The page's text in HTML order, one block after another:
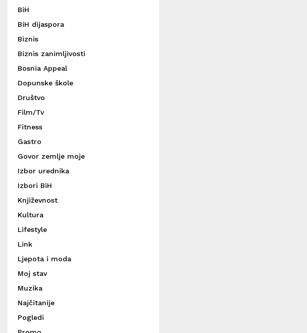
BiH
BiH dijaspora
Biznis
Biznis zanimljivosti
Bosnia Appeal
Dopunske škole
Društvo
Film/Tv
Fitness
Gastro
Govor zemlje moje
Izbor urednika
Izbori BiH
Književnost
Kultura
Lifestyle
Link
Ljepota i moda
Moj stav
Muzika
Najčitanije
Pogledi